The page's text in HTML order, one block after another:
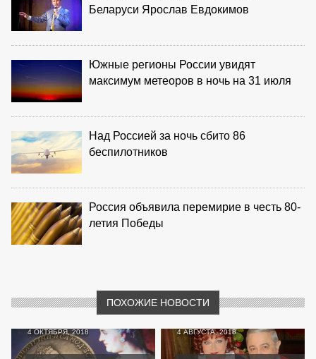
Беларуси Ярослав Евдокимов
Южные регионы России увидят
максимум метеоров в ночь на 31 июля
Над Россией за ночь сбито 86
беспилотников
Россия объявила перемирие в честь 80-
летия Победы
ПОХОЖИЕ НОВОСТИ
4 ОКТЯБРЯ, 2018 4 АВГУСТА, 2018